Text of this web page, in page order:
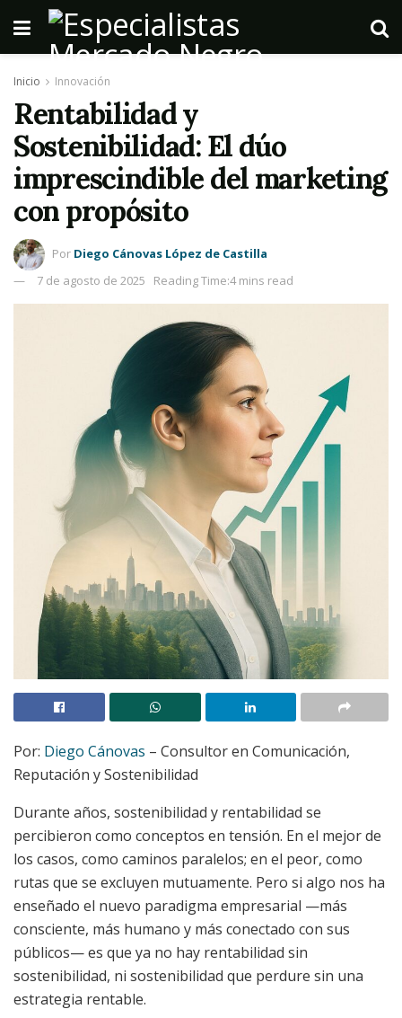
Inicio Innovación
Rentabilidad y
Sostenibilidad: El dúo
imprescindible del marketing
con propósito
Por Diego Cánovas López de Castilla
7 de agosto de 2025
Reading Time:4 mins read
Por: Diego Cánovas – Consultor en Comunicación,
Reputación y Sostenibilidad
Durante años, sostenibilidad y rentabilidad se
percibieron como conceptos en tensión. En el mejor de
los casos, como caminos paralelos; en el peor, como
rutas que se excluyen mutuamente. Pero si algo nos ha
enseñado el nuevo paradigma empresarial —más
consciente, más humano y más conectado con sus
públicos— es que ya no hay rentabilidad sin
sostenibilidad, ni sostenibilidad que perdure sin una
estrategia rentable.